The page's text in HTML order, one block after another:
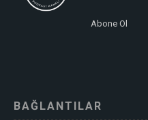
Abone Ol
BAĞLANTILAR